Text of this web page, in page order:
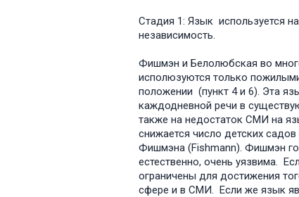
Стадия 1: Язык используется
независимость.
Фишмэн и Белолюбская во
исполюзуются только
положении (пункт 4 и 6). Эта
каждодневной речи в
также на недостаток СМИ на
снижается число детских
Фишмэна (Fishmann). Фишмэн
естественно, очень уязвима.
ограничены для достижения
сфере и в СМИ. Если же язык